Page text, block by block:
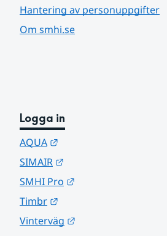
Hantering av personuppgifter
Om smhi.se
Logga in
AQUA
SIMAIR
SMHI Pro
Timbr
Vinterväg